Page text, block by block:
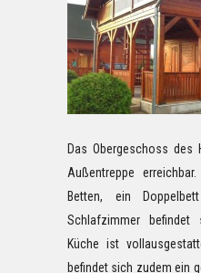
Das Obergeschoss
Außentreppe
Betten, ein
Schlafzimmer
Küche ist
befindet sich zudem ein